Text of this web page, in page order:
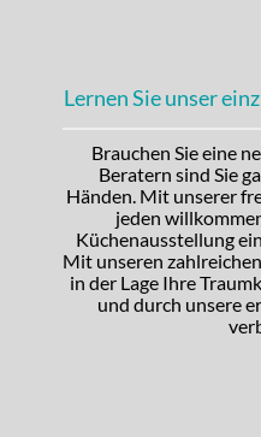
Lernen Sie unser
Brauchen Sie eine
Beratern sind Sie
Händen. Mit unserer
jeden
Küchenausstellung
Mit unseren
in der Lage Ihre
und durch unsere